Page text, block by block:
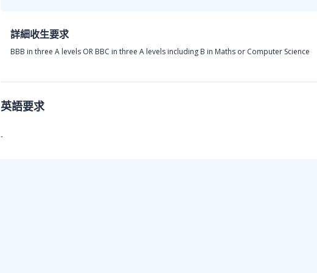
詳細收生要求
BBB in three A levels OR BBC in three A levels including B in Maths or Computer Science
英語要求
-